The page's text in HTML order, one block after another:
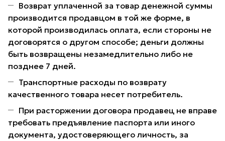
Возврат уплаченной за товар денежной суммы
производится продавцом в той же форме, в
которой производилась оплата, если стороны не
договорятся о другом способе; деньги должны
быть возвращены незамедлительно либо не
позднее 7 дней.
Транспортные расходы по возврату
качественного товара несет потребитель.
При расторжении договора продавец не вправе
требовать предъявление паспорта или иного
документа, удостоверяющего личность, за